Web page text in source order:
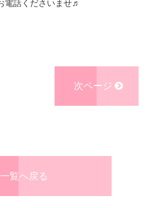
電話くださいませ♬
次ページ
一覧へ戻る